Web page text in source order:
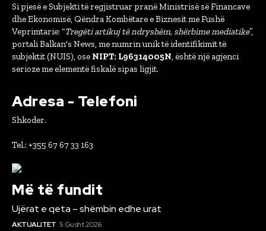
Si pjesë e Subjekti të regjistruar pranë Ministrisë së Financave
dhe Ekonomisë, Qëndra Kombëtare e Biznesit me Fushë
Veprimtarie: “Tregëti artikuj të ndryshëm, shërbime mediatike”,
portali Balkan's News, me numrin unik të identifikimit të
subjektit (NUIS), ose NIPT: L96314005N, është një agjenci
serioze me elementë fiskalë sipas ligjit.
Adresa - Telefoni
Shkoder.
Tel.: +355 67 67 33 163
Më të fundit
Ujërat e qeta – shëmbin edhe urat
AKTUALITET 5 Gusht 2026